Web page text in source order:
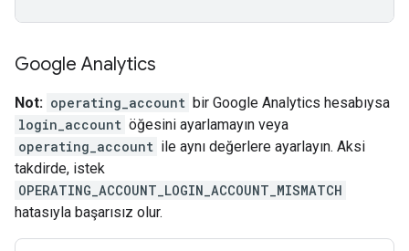
Google Analytics
Not: operating_account bir Google Analytics hesabıysa
login_account öğesini ayarlamayın veya
operating_account ile aynı değerlere ayarlayın. Aksi
takdirde, istek
OPERATING_ACCOUNT_LOGIN_ACCOUNT_MISMATCH
hatasıyla başarısız olur.